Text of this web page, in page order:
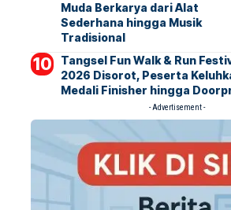
Muda Berkarya dari Alat
Sederhana hingga Musik
Tradisional
Tangsel Fun Walk & Run
2026 Disorot, Peserta
Medali Finisher hingga
- Advertisement -